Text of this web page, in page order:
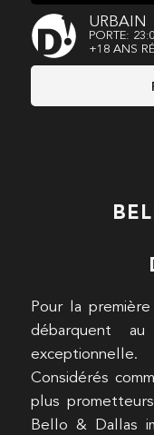
URBAIN
PORTE:
+18 ANS
Pour la
débarquent
exceptionnelle.
Considérés
plus
Bello & Dallas